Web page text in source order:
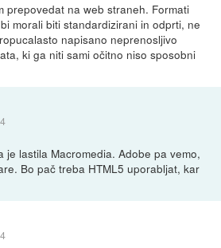
prepovedat na web straneh. Formati
morali biti standardizirani in odprti, ne
napisano neprenosljivo
ki ga niti sami očitno niso sposobni
je lastila Macromedia. Adobe pa vemo,
Bo pač treba HTML5 uporabljat, kar